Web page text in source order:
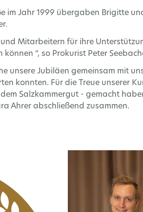
im Jahr 1999 übergaben Brigitte
Mitarbeitern für ihre
“, so Prokurist Peter
unsere Jubiläen gemeinsam mit
konnten. Für die Treue unserer
Salzkammergut - gemacht
Ahrer abschließend zusammen.